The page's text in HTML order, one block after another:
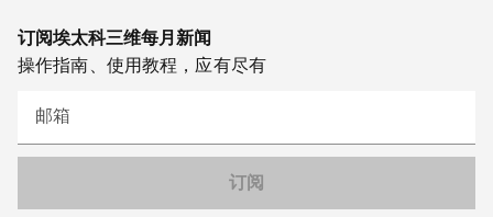
订阅埃太科三维每月新闻
操作指南、使用教程，应有尽有
邮箱